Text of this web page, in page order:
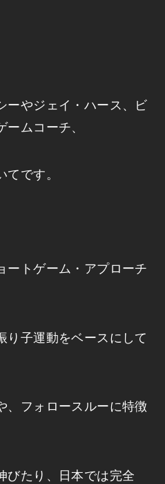
ーやジェイ・ハース、ビ
ムコーチ、
です。
ートゲーム・アプローチ
り子運動をベースにして
、フォロースルーに特徴
びたり、日本では完全